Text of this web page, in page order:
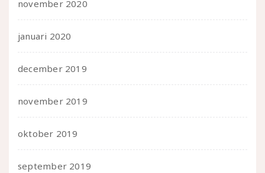
november 2020
januari 2020
december 2019
november 2019
oktober 2019
september 2019